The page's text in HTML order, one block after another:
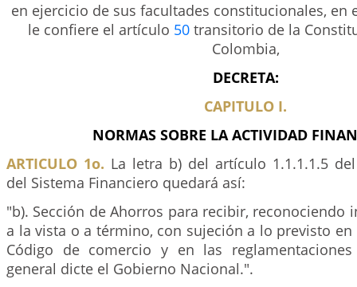
en ejercicio de sus facultades constitucionales, en
le confiere el artículo 50 transitorio de la
Colombia,
DECRETA:
CAPITULO I.
NORMAS SOBRE LA ACTIVIDAD
ARTICULO 1o. La letra b) del artículo 1.1.1.1.5
del Sistema Financiero quedará así:
"b). Sección de Ahorros para recibir, reconociendo
a la vista o a término, con sujeción a lo previsto en
Código de comercio y en las
general dicte el Gobierno Nacional.".